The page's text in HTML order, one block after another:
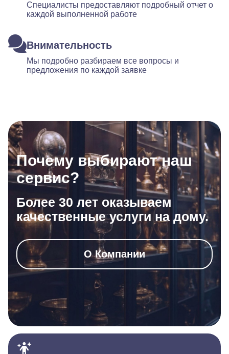
Специалисты предоставляют подробный отчет о
каждой выполненной работе
Внимательность
Мы подробно разбираем все вопросы и
предложения по каждой заявке
Почему выбирают наш
сервис?
Более 30 лет оказываем
качественные услуги на дому.
О Компании